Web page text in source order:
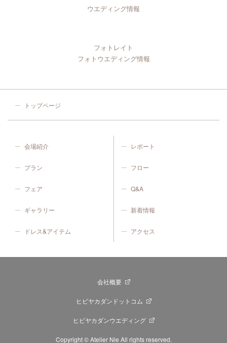
ウエディング情報
フォトレイト
フォトウエディング情報
トップページ
会場紹介
プラン
フェア
ギャラリー
ドレス&アイテム
レポート
フロー
Q&A
新着情報
アクセス
会社概要
ヒビヤカダンドットコム
ヒビヤカダンウエディング
Copyright © Atelier Nie All rights reserved.